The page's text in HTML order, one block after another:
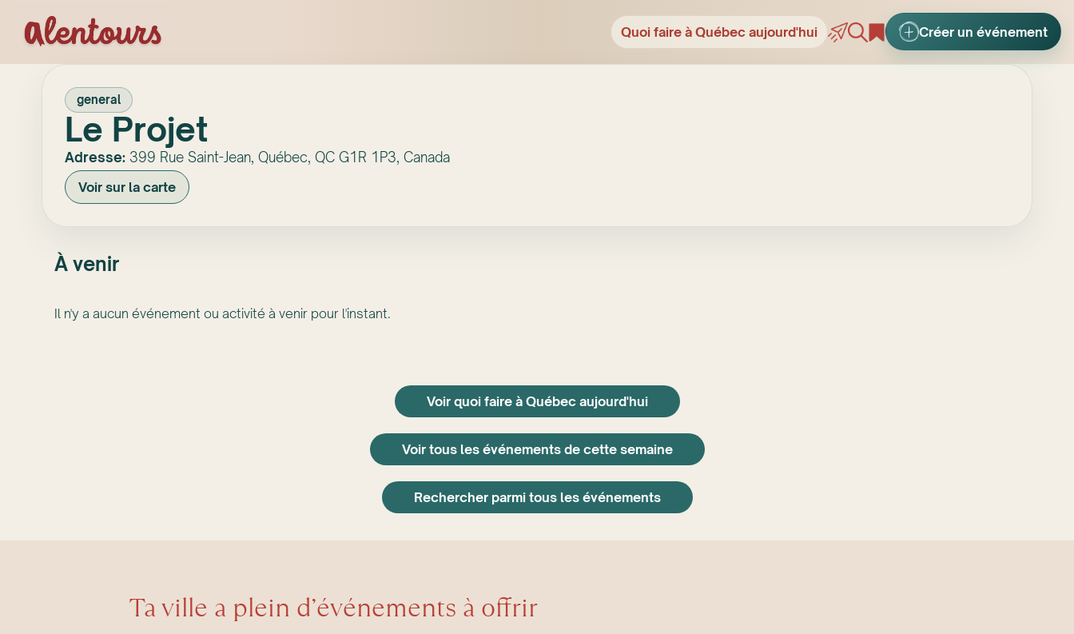
Quoi faire à Québec aujourd'hui Créer un événement
general
Le Projet
Adresse: 399 Rue Saint-Jean, Québec, QC G1R 1P3, Canada
Voir sur la carte
À venir
Il n'y a aucun événement ou activité à venir pour l'instant.
Voir quoi faire à Québec aujourd'hui
Voir tous les événements de cette semaine
Rechercher parmi tous les événements
Ta ville a plein d’événements à offrir